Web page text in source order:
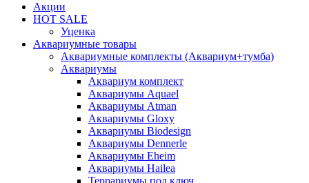
Акции
HOT SALE
Уценка
Аквариумные товары
Аквариумные комплекты (Аквариум+тумба)
Аквариумы
Аквариум комплект
Аквариумы Aquael
Аквариумы Atman
Аквариумы Gloxy
Аквариумы Biodesign
Аквариумы Dennerle
Аквариумы Eheim
Аквариумы Hailea
Террариумы под ключ